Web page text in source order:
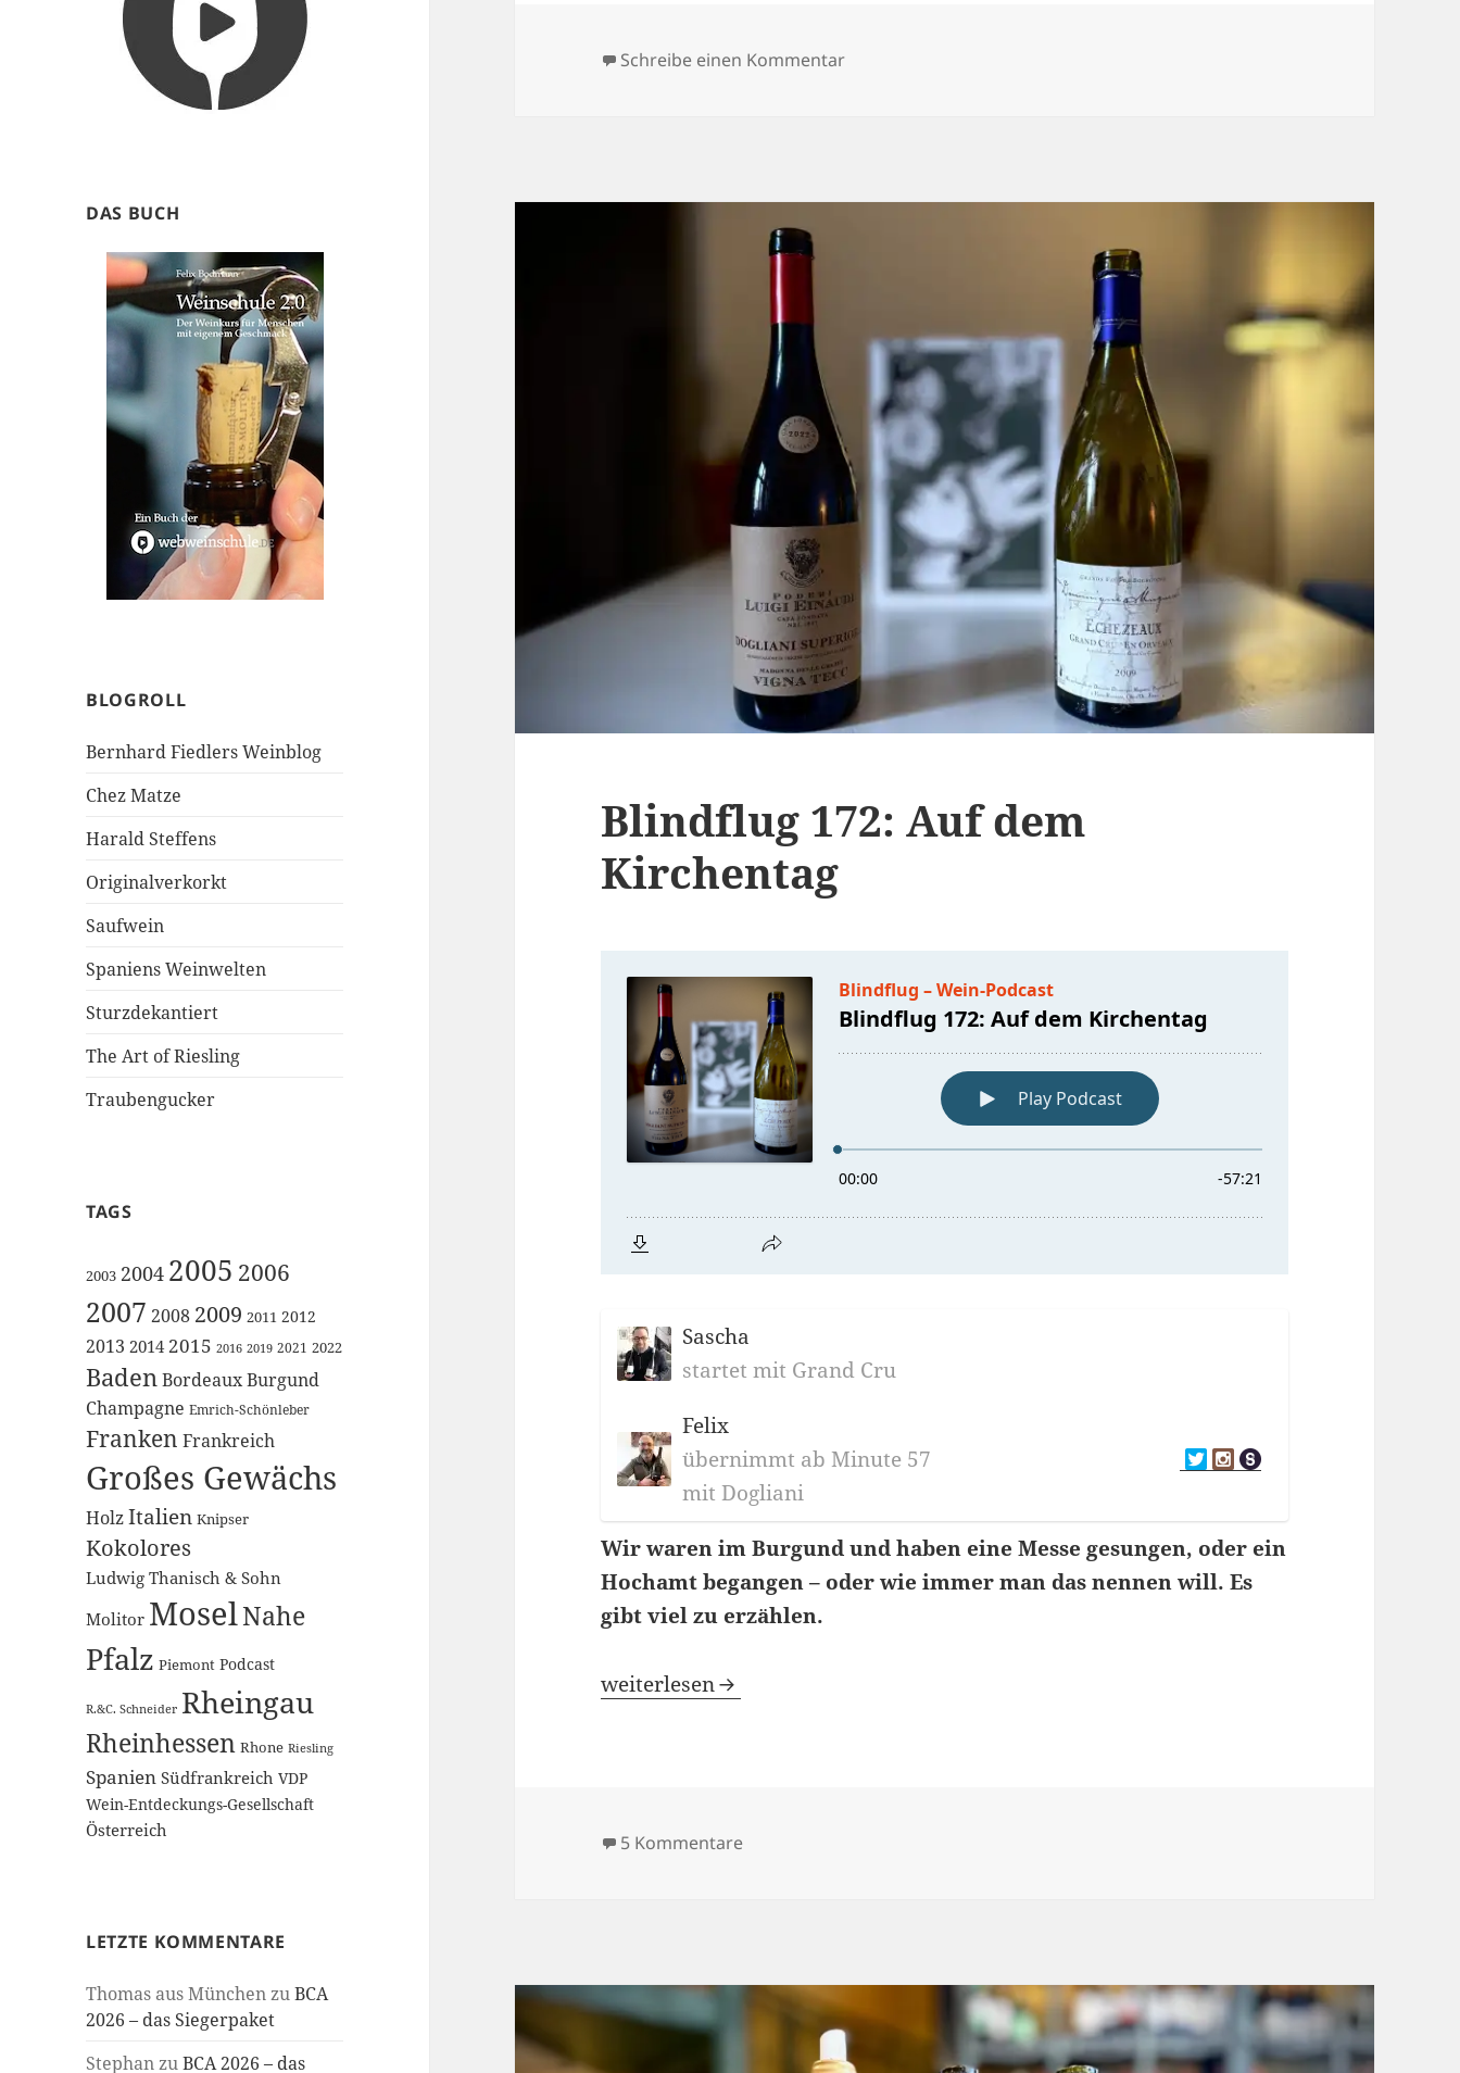
DAS BUCH
BLOGROLL
Bernhard Fiedlers Weinblog
Chez Matze
Harald Steffens
Originalverkorkt
Saufwein
Spaniens Weinwelten
Sturzdekantiert
The Art of Riesling
Traubengucker
TAGS
2003 2004 2005 2006
2007 2008 2009 2011 2012
2013 2014 2015 2016 2019 2021 2022
Baden BordeauxBurgund
Champagne Emrich-Schönleber
Franken Frankreich
Großes Gewächs
HolzItalien Knipser
Kokolores
Ludwig Thanisch & Sohn
Molitor MoselNahe
Pfalz Piemont Podcast
R.&C. Schneider Rheingau
Rheinhessen Rhone Riesling
Spanien Südfrankreich VDP
Wein-Entdeckungs-Gesellschaft
Österreich
LETZTE KOMMENTARE
Thomas aus MünchenzuBCA
2026 – das Siegerpaket
StephanzuBCA 2026 – das
Schreibe einen Kommentarzu Blindflug 181: ProWein 2026
Blindflug 172: Auf dem
Kirchentag
Sascha
startet mit Grand Cru
Felix
übernimmt ab Minute 57
mit Dogliani
Wir waren im Burgund und haben eine Messe gesungen, oder ein
Hochamt begangen – oder wie immer man das nennen will. Es
gibt viel zu erzählen.
Blindflug 172: Auf dem Kirchentag
weiterlesen
5 Kommentarezu Blindflug 172: Auf dem Kirchentag